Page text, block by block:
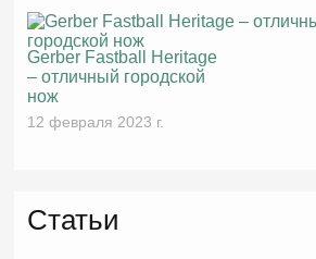
Gerber Fastball Heritage
– отличный городской
нож
12 февраля 2023 г.
Статьи